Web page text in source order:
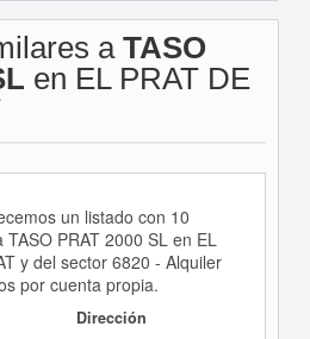
a TASO
en EL PRAT DE
un listado con 10
PRAT 2000 SL en EL
y del sector 6820 - Alquiler
por cuenta propia.
Dirección